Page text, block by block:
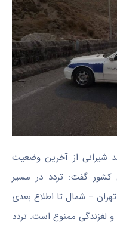
شیرانی از آخرین وضعیت
کشور گفت: تردد در مسیر
– شمال تا اطلاع بعدی
لغزندگی ممنوع است. تردد